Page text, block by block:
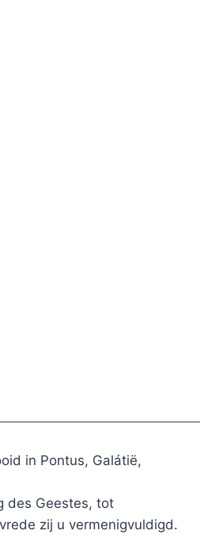
in Pontus, Galátië,
des Geestes, tot
zij u vermenigvuldigd.